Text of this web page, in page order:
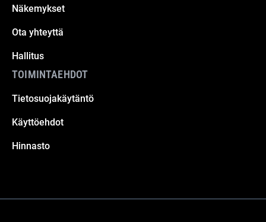
Näkemykset
Ota yhteyttä
Hallitus
TOIMINTAEHDOT
Tietosuojakäytäntö
Käyttöehdot
Hinnasto